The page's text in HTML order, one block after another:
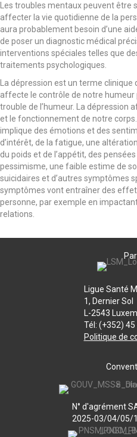
Les troubles mentaux peuvent
affecter la vie quotidienne de la
aura probablement besoin d’une
de poser un diagnostic médical
interventions spéciales telles que
traitements psychologiques.
La dépression est un terme
affecte le contrôle de notre humeur
trouble de l’humeur. La dépression
et le fonctionnement de notre
implique des émotions et des
d’intérêt, de la fatigue, une
du poids et de l’appétit, des
pessimisme, une faible estime de
suicidaires et d’autres symptômes
symptômes vont entraîner des
personne, par exemple en
relations.
Par
Ligue Santé
1, Dernier Sol
L-2543
Tél: (+352) 45
Politique de
N° d'agrément
2025-03/04/05/